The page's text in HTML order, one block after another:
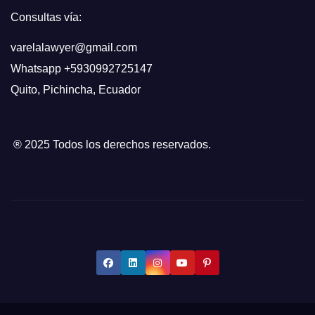
Consultas vía:
varelalawyer@gmail.com
Whatsapp +5930992725147
Quito, Pichincha, Ecuador
® 2025 Todos los derechos reservados.